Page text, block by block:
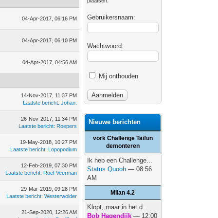
04-Apr-2017, 06:16 PM
04-Apr-2017, 06:10 PM
04-Apr-2017, 04:56 AM
14-Nov-2017, 11:37 PM
Laatste bericht:Johan.
26-Nov-2017, 11:34 PM
Laatste bericht: Roepers
19-May-2018, 10:27 PM
Laatste bericht: Lopopodium
12-Feb-2019, 07:30 PM
Laatste bericht: Roef Veerman
29-Mar-2019, 09:28 PM
Laatste bericht:Westerwolder
21-Sep-2020, 12:26 AM
Gebruikersnaam:
Wachtwoord:
Mij onthouden
Nieuwe berichten
vork Challenge Taifun
demonteren
Ik heb een Challenge...
Status Quooh — 08:56
AM
Milan 4.2
Klopt, maar in het d...
Bob Hagendijk — 12:00